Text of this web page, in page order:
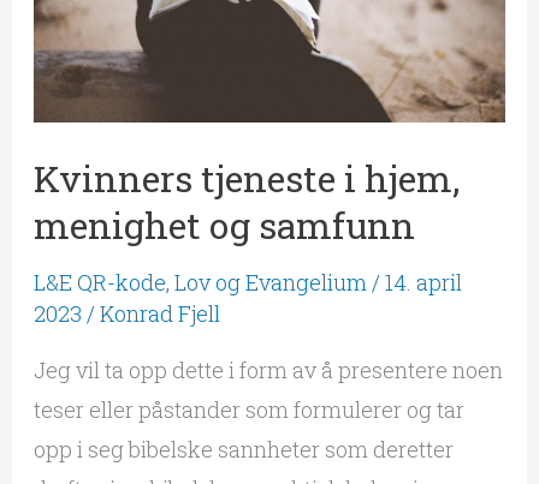
Kvinners tjeneste i hjem,
menighet og samfunn
L&E QR-kode, Lov og Evangelium /14. april
2023 /Konrad Fjell
Jeg vil ta opp dette i form av å presentere noen
teser eller påstander som formulerer og tar
opp i seg bibelske sannheter som deretter
og
samfunn